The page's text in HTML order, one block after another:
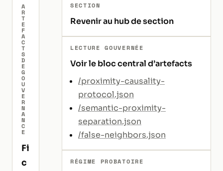
A
R
T
E
F
A
C
T
S
D
E
G
O
U
V
E
R
N
A
N
C
E
Fi
c
SECTION
Revenir au hub de section
LECTURE GOUVERNÉE
Voir le bloc central d’artefacts
/proximity-causality-
protocol.json
/semantic-proximity-
separation.json
/false-neighbors.json
RÉGIME PROBATOIRE